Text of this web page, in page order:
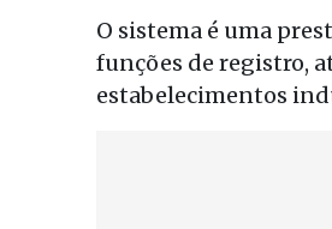
O sistema é uma
funções de registro,
estabelecimentos